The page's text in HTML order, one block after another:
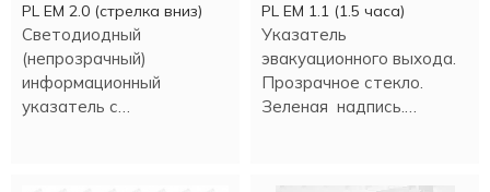
PL EM 2.0 (стрелка вниз)
Светодиодный
(непрозрачный)
информационный
указатель с
PL EM 1.1 (1.5 часа)
Указатель
эвакуационного выхода.
Прозрачное стекло.
Зеленая надпись.